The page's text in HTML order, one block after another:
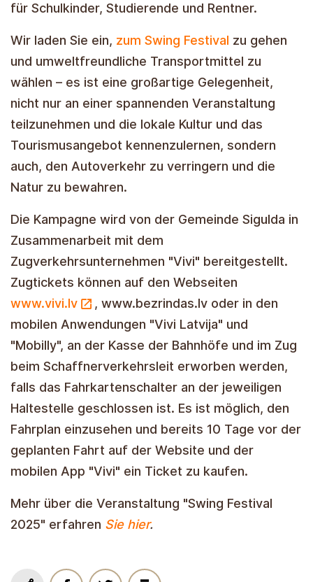
für Schulkinder, Studierende und Rentner.
Wir laden Sie ein, zum Swing Festival zu gehen
und umweltfreundliche Transportmittel zu
wählen – es ist eine großartige Gelegenheit,
nicht nur an einer spannenden Veranstaltung
teilzunehmen und die lokale Kultur und das
Tourismusangebot kennenzulernen, sondern
auch, den Autoverkehr zu verringern und die
Natur zu bewahren.
Die Kampagne wird von der Gemeinde Sigulda in
Zusammenarbeit mit dem
Zugverkehrsunternehmen "Vivi" bereitgestellt.
Zugtickets können auf den Webseiten
www.vivi.lv
, www.bezrindas.lv oder in den
mobilen Anwendungen "Vivi Latvija" und
"Mobilly", an der Kasse der Bahnhöfe und im Zug
beim Schaffnerverkehrsleit erworben werden,
falls das Fahrkartenschalter an der jeweiligen
Haltestelle geschlossen ist. Es ist möglich, den
Fahrplan einzusehen und bereits 10 Tage vor der
geplanten Fahrt auf der Website und der
mobilen App "Vivi" ein Ticket zu kaufen.
Mehr über die Veranstaltung "Swing Festival
2025" erfahren Sie hier.